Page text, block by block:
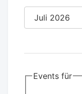
Events für